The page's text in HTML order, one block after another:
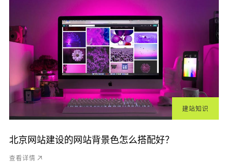
建站知识
北京网站建设的网站背景色怎么搭配好？
查看详情